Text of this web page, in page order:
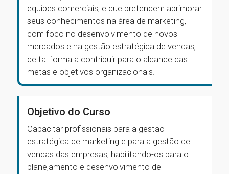
equipes comerciais, e que pretendem aprimorar
seus conhecimentos na área de marketing,
com foco no desenvolvimento de novos
mercados e na gestão estratégica de vendas,
de tal forma a contribuir para o alcance das
metas e objetivos organizacionais.
Objetivo do Curso
Capacitar profissionais para a gestão
estratégica de marketing e para a gestão de
vendas das empresas, habilitando-os para o
planejamento e desenvolvimento de